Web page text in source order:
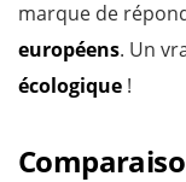
marque de
européens. Un
écologique !